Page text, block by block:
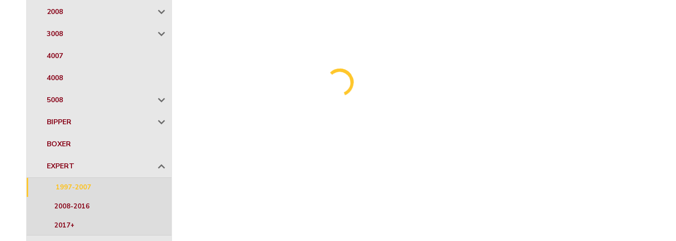
2008
3008
4007
4008
5008
BIPPER
BOXER
EXPERT
1997-2007
2008-2016
2017+